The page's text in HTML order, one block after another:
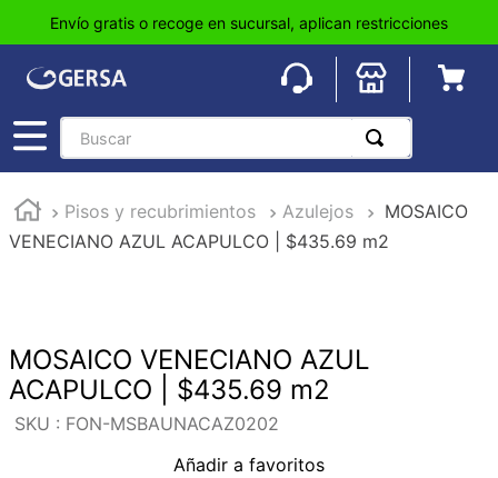
Envío gratis o recoge en sucursal, aplican restricciones
Buscar
Pisos y recubrimientos Azulejos
MOSAICO
VENECIANO AZUL ACAPULCO | $435.69 m2
MOSAICO VENECIANO AZUL
ACAPULCO | $435.69 m2
: FON-MSBAUNACAZ0202
Añadir a favoritos
1.
pisos
2 .
loseta
5.
lavabo